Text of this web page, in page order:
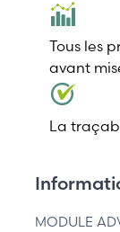
Tous les
avant
La
MODULE